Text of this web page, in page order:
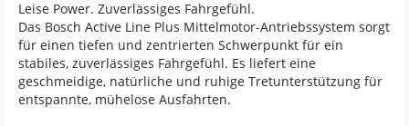
Leise Power. Zuverlässiges Fahrgefühl.
Das Bosch Active Line Plus Mittelmotor-Antriebssystem sorgt
für einen tiefen und zentrierten Schwerpunkt für ein
stabiles, zuverlässiges Fahrgefühl. Es liefert eine
geschmeidige, natürliche und ruhige Tretunterstützung für
entspannte, mühelose Ausfahrten.